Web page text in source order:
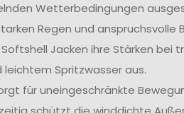
Wetterbedingungen
Regen und anspruchsvolle
Jacken ihre Stärken bei
Spritzwasser aus.
für uneingeschränkte